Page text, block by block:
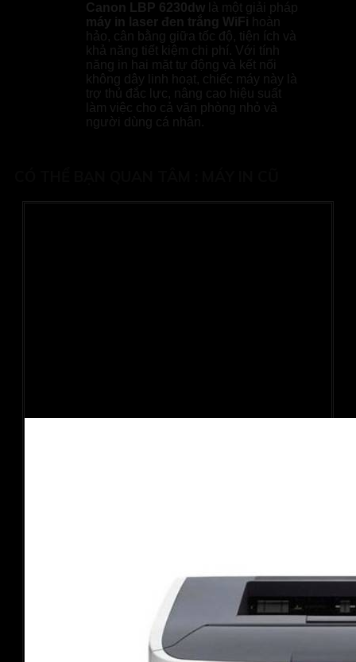
Canon LBP 6230dw là một giải pháp
máy in laser đen trắng WiFi hoàn
hảo, cân bằng giữa tốc độ, tiện ích và
khả năng tiết kiệm chi phí. Với tính
năng in hai mặt tự động và kết nối
không dây linh hoạt, chiếc máy này là
trợ thủ đắc lực, nâng cao hiệu suất
làm việc cho cả văn phòng nhỏ và
người dùng cá nhân.